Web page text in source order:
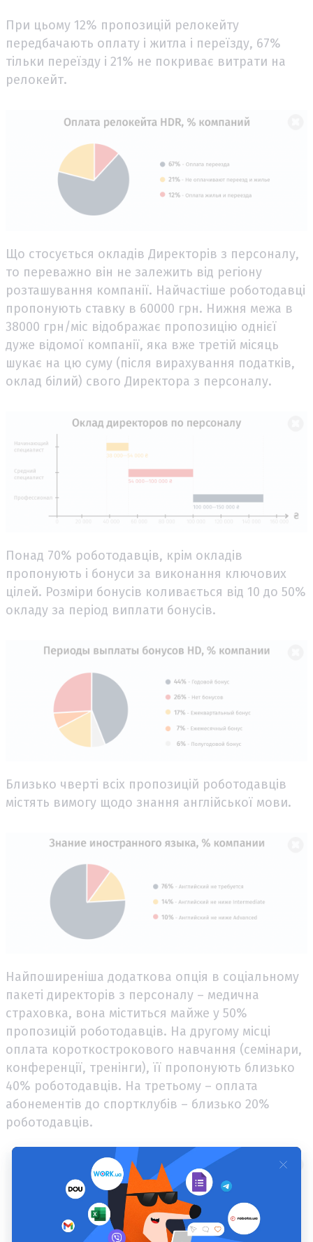
При цьому 12% пропозицій релокейту
передбачають оплату і житла і переїзду, 67%
тільки переїзду і 21% не покриває витрати на
релокейт.
Що стосується окладів Директорів з персоналу,
то переважно він не залежить від регіону
розташування компанії. Найчастіше роботодавці
пропонують ставку в 60000 грн. Нижня межа в
38000 грн/міс відображає пропозицію однієї
дуже відомої компанії, яка вже третій місяць
шукає на цю суму (після вирахування податків,
оклад білий) свого Директора з персоналу.
Понад 70% роботодавців, крім окладів
пропонують і бонуси за виконання ключових
цілей. Розміри бонусів коливається від 10 до 50%
окладу за період виплати бонусів.
Близько чверті всіх пропозицій роботодавців
містять вимогу щодо знання англійської мови.
Найпоширеніша додаткова опція в соціальному
пакеті директорів з персоналу – медична
страховка, вона міститься майже у 50%
пропозицій роботодавців. На другому місці
оплата короткострокового навчання (семінари,
конференції, тренінги), її пропонують близько
40% роботодавців. На третьому – оплата
абонементів до спортклубів – близько 20%
роботодавців.